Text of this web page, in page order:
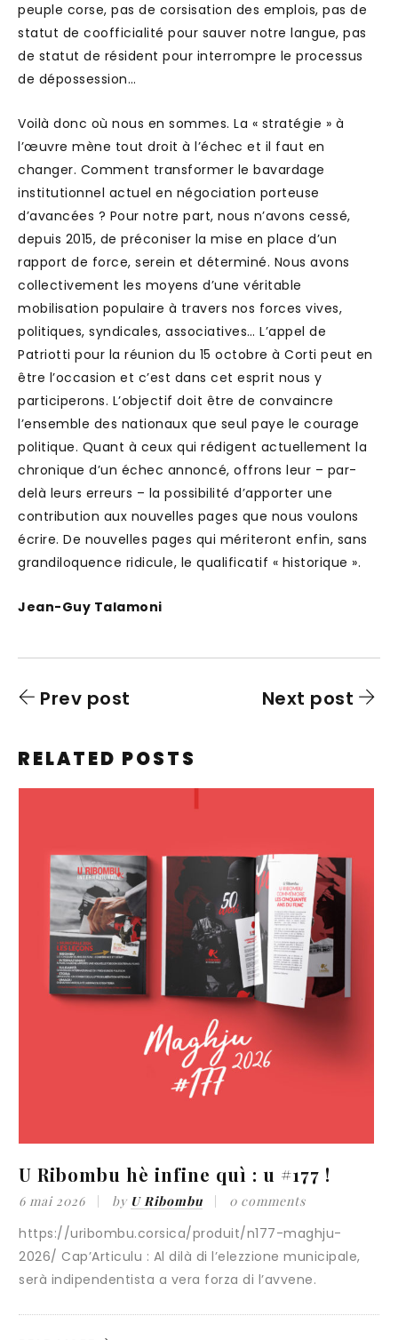
peuple corse, pas de corsisation des emplois, pas de
statut de coofficialité pour sauver notre langue, pas
de statut de résident pour interrompre le processus
de dépossession…
Voilà donc où nous en sommes. La « stratégie » à
l’œuvre mène tout droit à l’échec et il faut en
changer. Comment transformer le bavardage
institutionnel actuel en négociation porteuse
d’avancées ? Pour notre part, nous n’avons cessé,
depuis 2015, de préconiser la mise en place d’un
rapport de force, serein et déterminé. Nous avons
collectivement les moyens d’une véritable
mobilisation populaire à travers nos forces vives,
politiques, syndicales, associatives… L’appel de
Patriotti pour la réunion du 15 octobre à Corti peut en
être l’occasion et c’est dans cet esprit nous y
participerons. L’objectif doit être de convaincre
l’ensemble des nationaux que seul paye le courage
politique. Quant à ceux qui rédigent actuellement la
chronique d’un échec annoncé, offrons leur – par-
delà leurs erreurs – la possibilité d’apporter une
contribution aux nouvelles pages que nous voulons
écrire. De nouvelles pages qui mériteront enfin, sans
grandiloquence ridicule, le qualificatif « historique ».
Jean-Guy Talamoni
Prev post Next post
RELATED POSTS
#177 !
maghju-
municipale,
Sfida Nova : Le
français va-t-il générer un
« caldoche » en Corse ?
25 octobre 2025 U Ribombu
Il y a quelques mois, nous proposions